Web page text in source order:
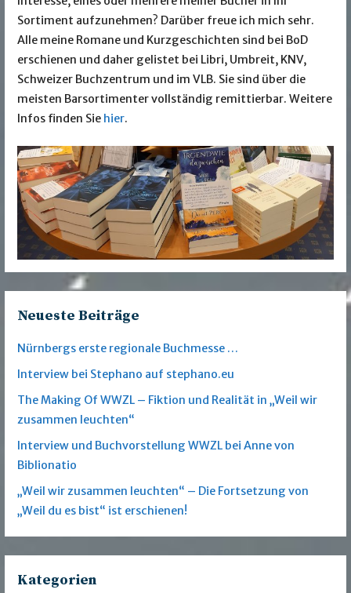
Sortiment aufzunehmen? Darüber freue ich mich sehr.
Alle meine Romane und Kurzgeschichten sind bei BoD
erschienen und daher gelistet bei Libri, Umbreit, KNV,
Schweizer Buchzentrum und im VLB. Sie sind über die
meisten Barsortimenter vollständig remittierbar. Weitere
Infos finden Sie hier.
Neueste Beiträge
Nürnbergs erste regionale Buchmesse …
Interview bei Stephano auf stephano.eu
The Making Of WWZL – Fiktion und Realität in „Weil wir
zusammen leuchten“
Interview und Buchvorstellung WWZL bei Anne von
Biblionatio
„Weil wir zusammen leuchten“ – Die Fortsetzung von
„Weil du es bist“ ist erschienen!
Kategorien